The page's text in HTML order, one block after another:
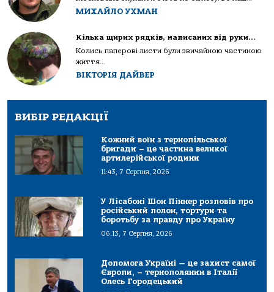
МИХАЙЛО УХМАН
Кілька щирих рядків, написаних від руки…
Колись паперові листи були звичайною частиною
життя...
ВІКТОРІЯ ДАЙВЕР
ВИБІР РЕДАКЦІЇ
Кожний воїн з тернопільської
бригади – це частина великої
артилерійської родини
11:43, 7 Серпня, 2026
У Лісабоні Шон Піннер розповів про
російський полон, тортури та
боротьбу за правду про Україну
06:13, 7 Серпня, 2026
Допомога Україні — це захист самої
Європи, – тернополянин в Італії
Олесь Городецький